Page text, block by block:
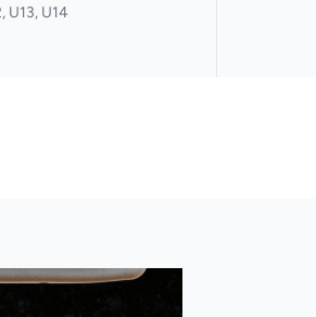
U13, U14